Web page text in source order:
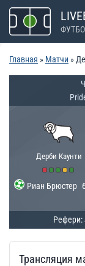
Перейти
содержимому
Главная » Матчи »
Дерби Каунти
Риан Брюстер
Рефери:
Трансляция